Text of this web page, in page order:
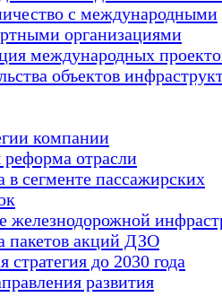
с международными
организациями
международных
объектов
компании
реформа отрасли
в сегменте пассажирских
железнодорожной
пакетов акций ДЗО
стратегия до 2030 года
развития